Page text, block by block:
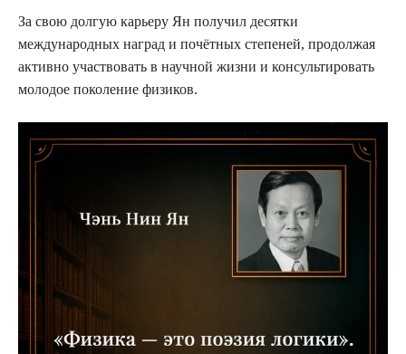
За свою долгую карьеру Ян получил десятки
международных наград и почётных степеней, продолжая
активно участвовать в научной жизни и консультировать
молодое поколение физиков.